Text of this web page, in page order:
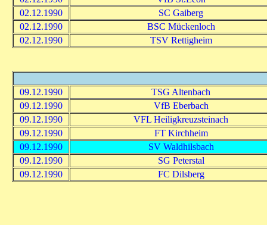
02.12.1990
SC Gaiberg
02.12.1990
BSC Mückenloch
02.12.1990
TSV Rettigheim
09.12.1990
TSG Altenbach
09.12.1990
VfB Eberbach
09.12.1990
VFL Heiligkreuzsteinach
09.12.1990
FT Kirchheim
09.12.1990
SV Waldhilsbach
09.12.1990
SG Peterstal
09.12.1990
FC Dilsberg